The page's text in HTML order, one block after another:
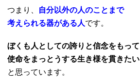
つまり、
自分以外の人のことまで
考えられる器がある人です。
ぼくも人としての誇りと信念をもって
使命をまっとうする生き様を貫きたい
と思っています。